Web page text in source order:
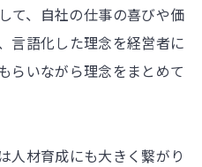
て、自社の仕事の喜びや価
言語化した理念を経営者に
らいながら理念をまとめて
人材育成にも大きく繋がり